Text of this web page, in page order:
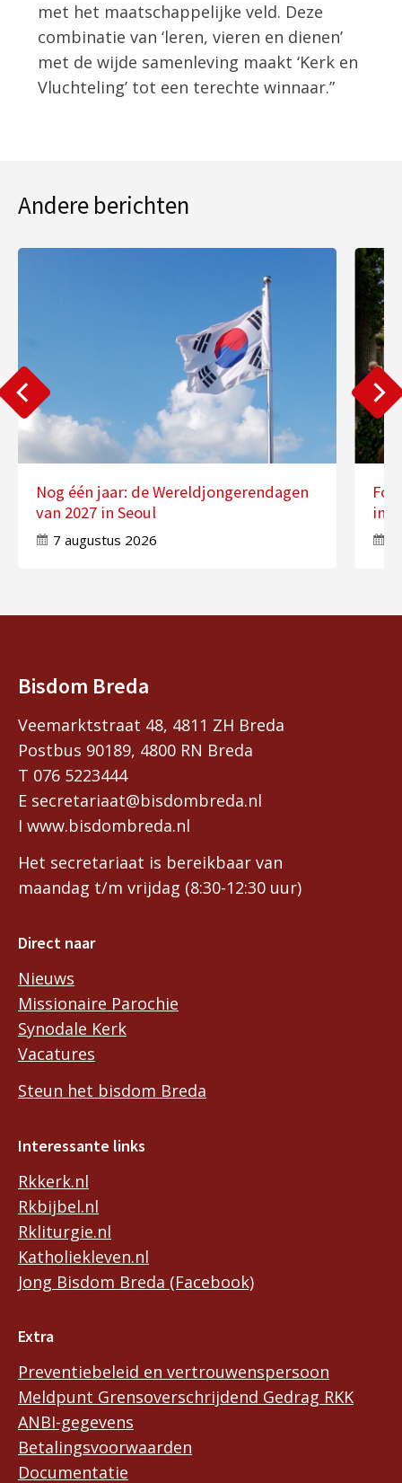
met het maatschappelijke veld. Deze
combinatie van ‘leren, vieren en dienen’
met de wijde samenleving maakt ‘Kerk en
Vluchteling’ tot een terechte winnaar.”
Andere berichten
Nog één jaar: de Wereldjongerendagen
van 2027 in Seoul
7 augustus 2026
in
Bisdom Breda
Veemarktstraat 48, 4811 ZH Breda
Postbus 90189, 4800 RN Breda
T 076 5223444
E secretariaat@bisdombreda.nl
I www.bisdombreda.nl
Het secretariaat is bereikbaar van
maandag t/m vrijdag (8:30-12:30 uur)
Direct naar
Nieuws
Missionaire Parochie
Synodale Kerk
Vacatures
Steun het bisdom Breda
Interessante links
Rkkerk.nl
Rkbijbel.nl
Rkliturgie.nl
Katholiekleven.nl
Jong Bisdom Breda (Facebook)
Extra
Preventiebeleid en vertrouwenspersoon
Meldpunt Grensoverschrijdend Gedrag RKK
ANBI-gegevens
Betalingsvoorwaarden
Documentatie